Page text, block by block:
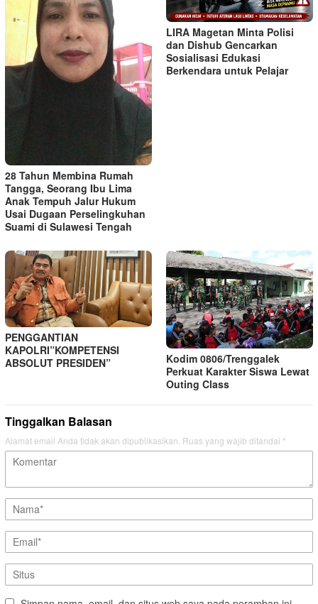
28 Tahun Membina Rumah
Tangga, Seorang Ibu Lima
Anak Tempuh Jalur Hukum
Usai Dugaan Perselingkuhan
Suami di Sulawesi Tengah
LIRA Magetan Minta Polisi
dan Dishub Gencarkan
Sosialisasi Edukasi
Berkendara untuk Pelajar
PENGGANTIAN
KAPOLRI”KOMPETENSI
ABSOLUT PRESIDEN”
Kodim 0806/Trenggalek
Perkuat Karakter Siswa Lewat
Outing Class
Tinggalkan Balasan
Alamat email Anda tidak akan dipublikasikan. Ruas yang wajib ditandai *